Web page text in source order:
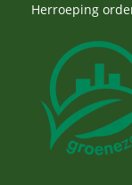
Herroeping